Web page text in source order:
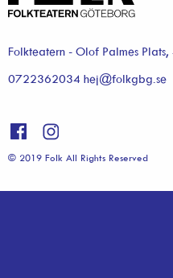
Folkteatern - Olof Palmes
0722362034 hej@folkgbg.se
© 2019 Folk All Rights Reserved